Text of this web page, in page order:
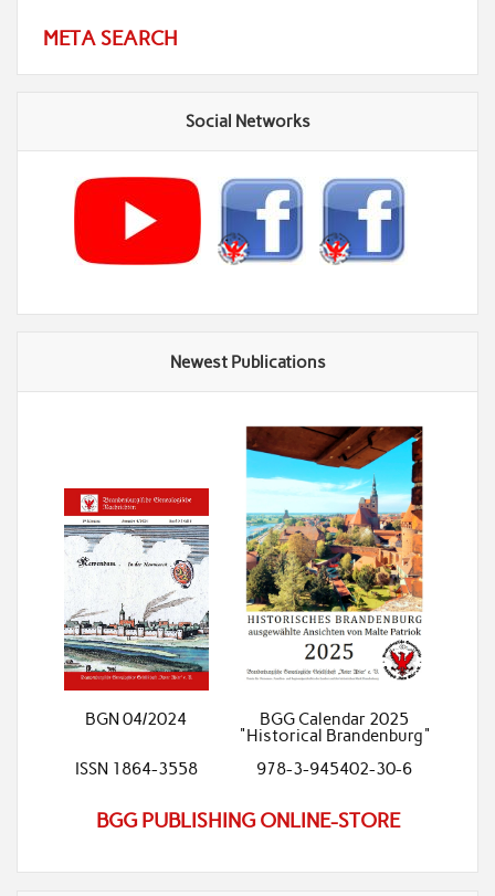
META SEARCH
Social Networks
Newest Publications
BGN 04/2024
BGG Calendar 2025
"Historical Brandenburg"
ISSN 1864-3558
978-3-945402-30-6
BGG PUBLISHING ONLINE-STORE